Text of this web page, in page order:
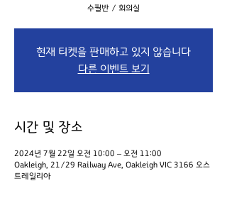
수필반 / 회의실
현재 티켓을 판매하고 있지 않습니다
다른 이벤트 보기
시간 및 장소
2024년 7월 22일 오전 10:00 – 오전 11:00
Oakleigh, 21/29 Railway Ave, Oakleigh VIC 3166 오스
트레일리아